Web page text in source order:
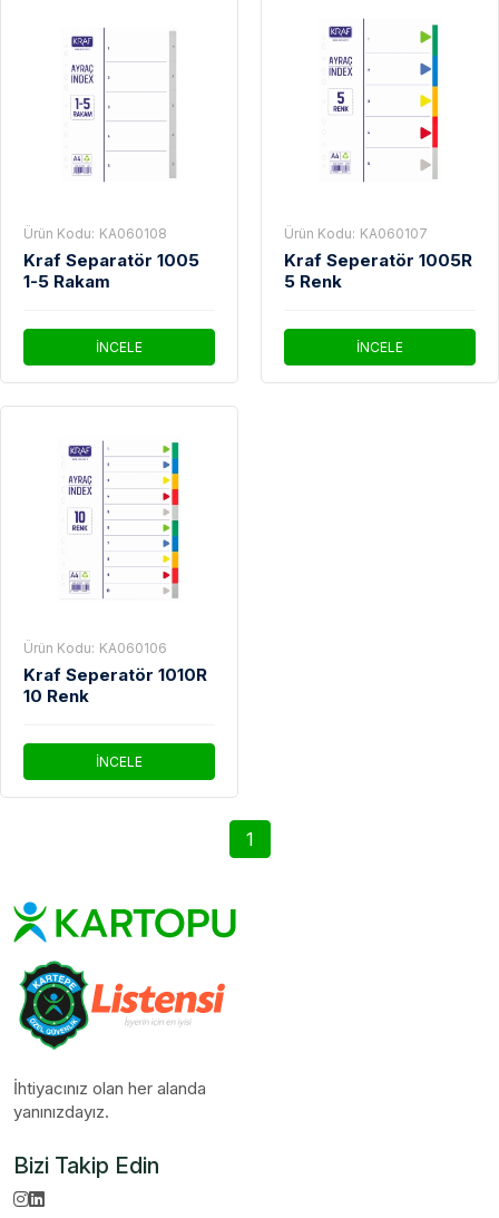
Ürün Kodu: KA060108
Kraf Separatör 1005
1-5 Rakam
İNCELE
Ürün Kodu: KA060107
Kraf Seperatör 1005R
5 Renk
İNCELE
Ürün Kodu: KA060106
Kraf Seperatör 1010R
10 Renk
İNCELE
1
İhtiyacınız olan her alanda
yanınızdayız.
Bizi Takip Edin